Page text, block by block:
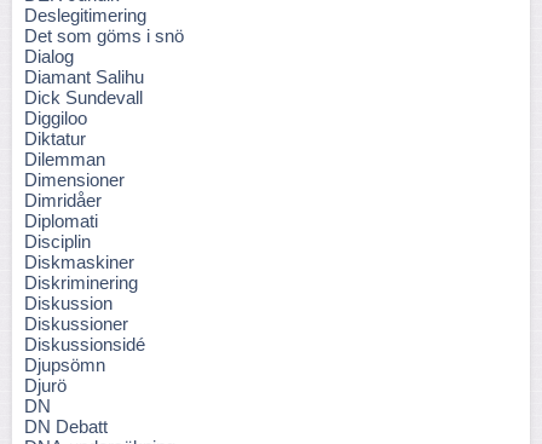
Deslegitimering
Det som göms i snö
Dialog
Diamant Salihu
Dick Sundevall
Diggiloo
Diktatur
Dilemman
Dimensioner
Dimridåer
Diplomati
Disciplin
Diskmaskiner
Diskriminering
Diskussion
Diskussioner
Diskussionsidé
Djupsömn
Djurö
DN
DN Debatt